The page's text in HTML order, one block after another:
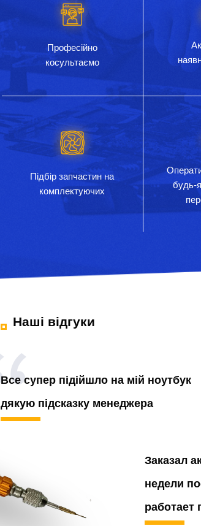
Професійно
косультаємо
Підбір запчастин на
комплектуючих
будь-
Наші відгуки
Все супер підійшло на мій ноутбук
дякую підсказку менеджера
Заказал
недели
работает